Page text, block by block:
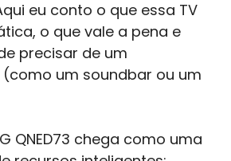
eu conto o que essa TV
o que vale a pena e
precisar de um
um soundbar ou um
QNED73 chega como uma